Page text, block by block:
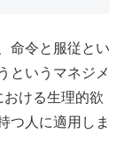
命令と服従とい
というマネジメ
おける生理的欲
つ人に適用しま